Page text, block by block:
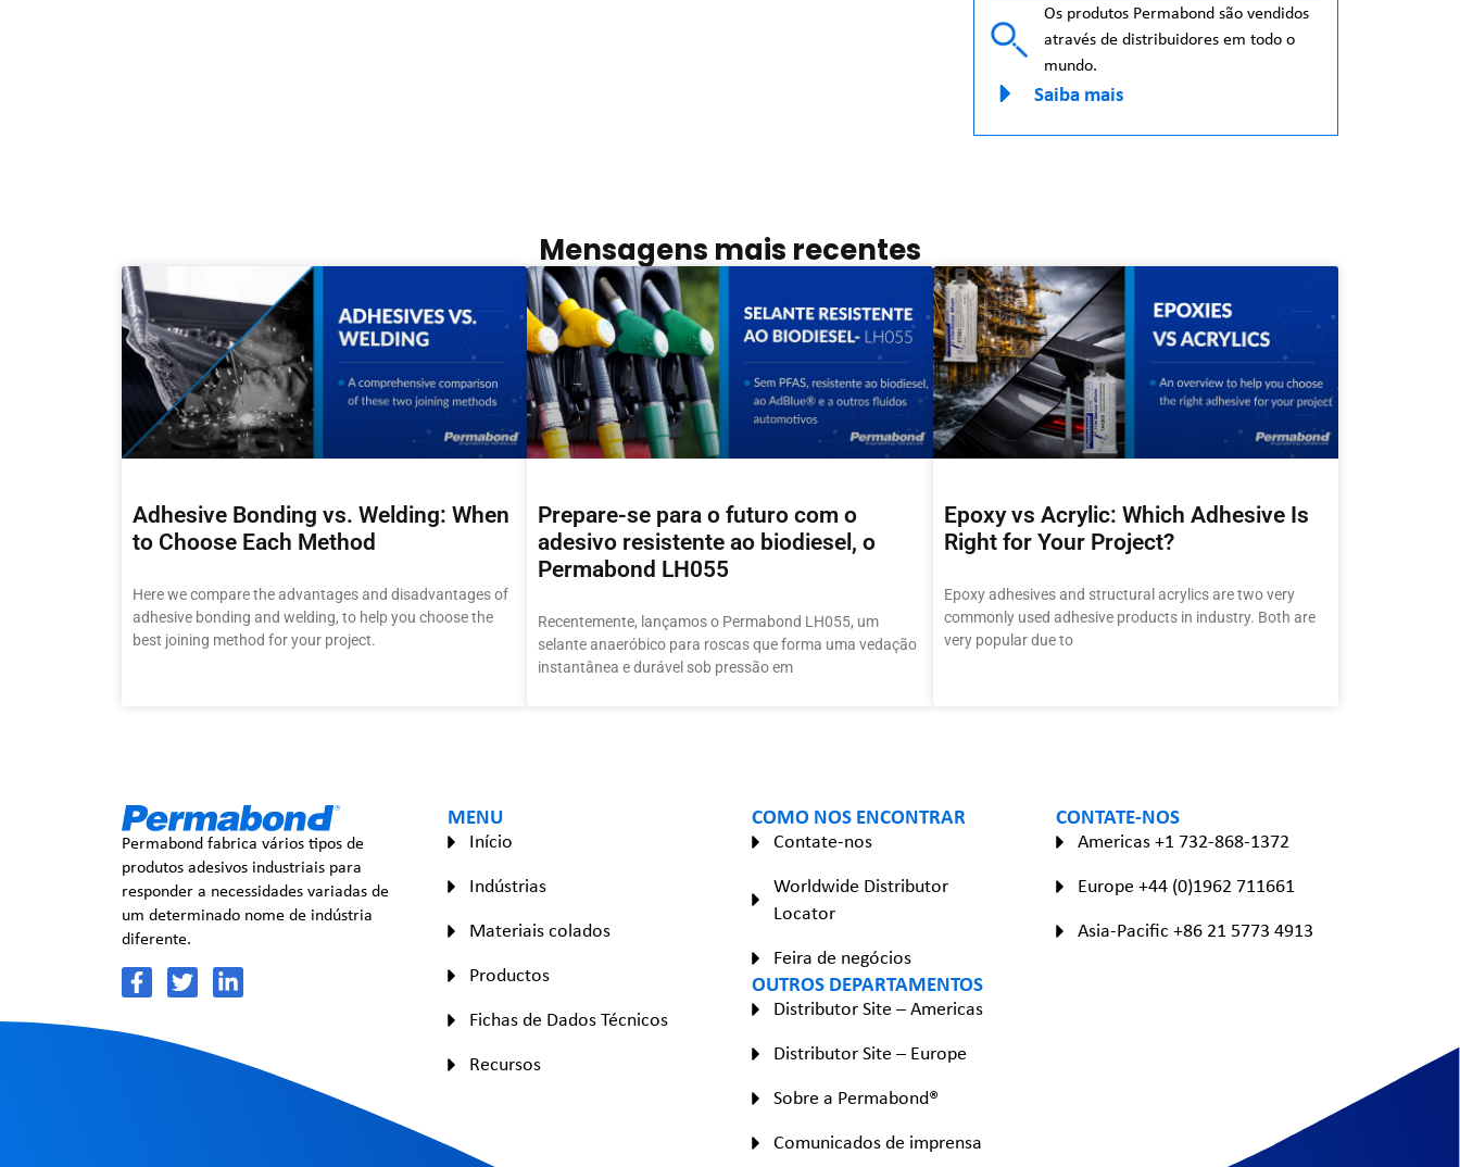
Os produtos Permabond são vendidos
através de distribuidores em todo o
mundo.
Saiba mais
Mensagens mais recentes
Adhesive Bonding vs. Welding: When
to Choose Each Method
Here we compare the advantages and disadvantages of
adhesive bonding and welding, to help you choose the
best joining method for your project.
Prepare-se para o futuro com o
adesivo resistente ao biodiesel, o
Permabond LH055
Recentemente, lançamos o Permabond LH055, um
selante anaeróbico para roscas que forma uma vedação
instantânea e durável sob pressão em
Epoxy vs Acrylic: Which Adhesive Is
Right for Your Project?
Epoxy adhesives and structural acrylics are two very
commonly used adhesive products in industry. Both are
very popular due to
Permabond fabrica vários tipos de
produtos adesivos industriais para
responder a necessidades variadas de
um determinado nome de indústria
diferente.
MENU
Início
Indústrias
Materiais colados
Productos
Fichas de Dados Técnicos
Recursos
COMO NOS ENCONTRAR
Contate-nos
Worldwide Distributor
Locator
Feira de negócios
OUTROS DEPARTAMENTOS
Distributor Site – Americas
Distributor Site – Europe
Sobre a Permabond®
Comunicados de imprensa
CONTATE-NOS
Americas +1 732-868-1372
Europe +44 (0)1962 711661
Asia-Pacific +86 21 5773 4913